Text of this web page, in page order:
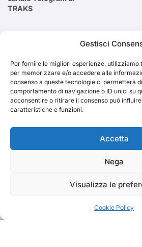
Gestisci
Per fornire le migliori esperienze, utilizziamo
per memorizzare e/o accedere alle
consenso a queste tecnologie ci permetterà
comportamento di navigazione o ID unici su
acconsentire o ritirare il consenso può
caratteristiche e funzioni.
Accetta
Nega
Visualizza le
Cookie Policy
TRAKS
TRAKS
Dal 2014 musica